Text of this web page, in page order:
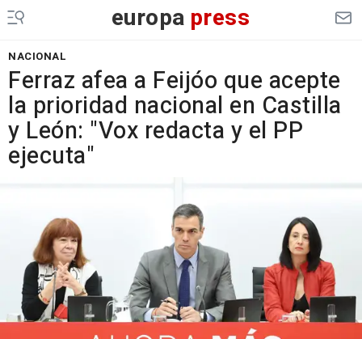
europa press
NACIONAL
Ferraz afea a Feijóo que acepte
la prioridad nacional en Castilla
y León: "Vox redacta y el PP
ejecuta"